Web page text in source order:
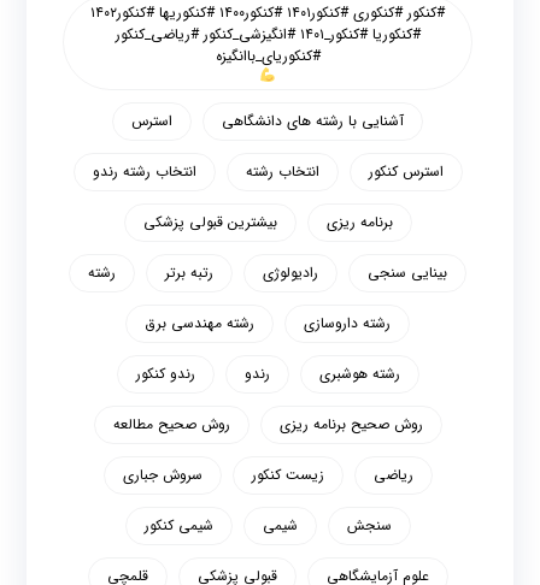
#کنکور #کنکوری #کنکور۱۴۰۱ #کنکور۱۴۰۰ #کنکوریها #کنکور۱۴۰۲
#کنکوریا #کنکور_۱۴۰۱ #انگیزشی_کنکور #ریاضی_کنکور
#کنکوریای_باانگیزه
آشنایی با رشته های دانشگاهی استرس
استرس کنکور انتخاب رشته انتخاب رشته رندو
برنامه ریزی بیشترین قبولی پزشکی
بینایی سنجی رادیولوژی رتبه برتر رشته
رشته داروسازی رشته مهندسی برق
رشته هوشبری رندو رندو کنکور
روش صحیح برنامه ریزی روش صحیح مطالعه
ریاضی زیست کنکور سروش جباری
سنجش شیمی شیمی کنکور
علوم آزمایشگاهی قبولی پزشکی قلمچی